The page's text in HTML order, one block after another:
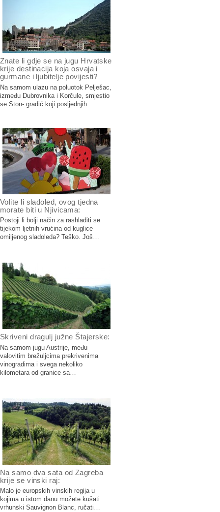
Znate li gdje se na jugu Hrvatske
krije destinacija koja osvaja i
gurmane i ljubitelje povijesti?
Na samom ulazu na poluotok Pelješac,
između Dubrovnika i Korčule, smjestio
se Ston- gradić koji posljednjih…
Volite li sladoled, ovog tjedna
morate biti u Njivicama:
Postoji li bolji način za rashladiti se
tijekom ljetnih vrućina od kuglice
omiljenog sladoleda? Teško. Još…
Skriveni dragulj južne Štajerske:
Na samom jugu Austrije, među
valovitim brežuljcima prekrivenima
vinogradima i svega nekoliko
kilometara od granice sa…
Na samo dva sata od Zagreba
krije se vinski raj:
Malo je europskih vinskih regija u
kojima u istom danu možete kušati
vrhunski Sauvignon Blanc, ručati…